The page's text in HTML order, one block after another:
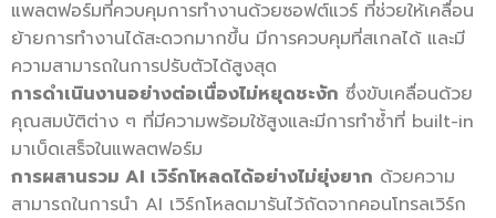
แพลตฟอร์มที่ควบคุมการทำงานด้วยซอฟต์แวร์ ที่ช่วยให้เคลื่อน
ย้ายการทำงานได้สะดวกมากขึ้น มีการควบคุมที่สเกลได้ และมี
ความสามารถในการปรับตัวได้สูงสุด
การดำเนินงานอย่างต่อเนื่องไม่หยุดชะงัก ซึ่งขับเคลื่อนด้วย
คุณสมบัติต่าง ๆ ที่มีความพร้อมใช้สูงและมีการทำซ้ำที่ built-in
มาเบ็ดเสร็จในแพลตฟอร์ม
การผสานรวม AI เวิร์กโหลดได้อย่างไม่ยุ่งยาก ด้วยความ
สามารถในการนำ AI เวิร์กโหลดมารันไว้ถัดจากคอนโทรลเวิร์ก